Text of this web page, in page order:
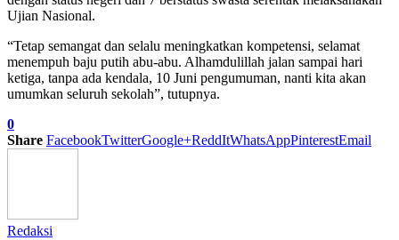
Ujian Nasional.
“Tetap semangat dan selalu meningkatkan kompetensi, selamat
menempuh baju putih abu-abu. Alhamdulillah jalan sampai hari
ketiga, tanpa ada kendala, 10 Juni pengumuman, nanti kita akan
umumkan seluruh sekolah”, tutupnya.
0
Share FacebookTwitterGoogle+ReddItWhatsAppPinterestEmail
Redaksi